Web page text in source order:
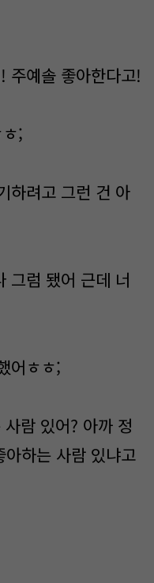
주예솔 좋아한다고!
;
하려고 그런 건 아
그럼 됐어 근데 너
어ㅎㅎ;
람 있어? 아까 정
하는 사람 있냐고